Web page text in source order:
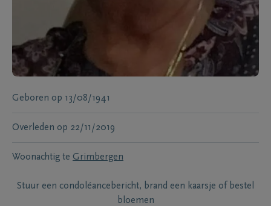
Geboren op 13/08/1941
Overleden op 22/11/2019
Woonachtig te Grimbergen
Stuur een condoléancebericht, brand een kaarsje of bestel
bloemen